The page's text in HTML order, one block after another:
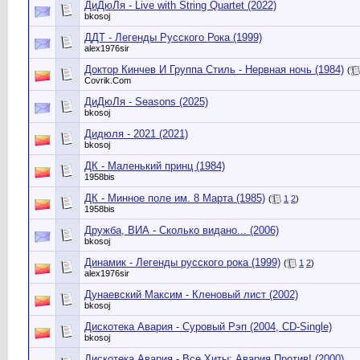
ДиДюЛя - Live with String Quartet (2022)
bkosoj
ДДТ - Легенды Русского Рока (1999)
alex1976sir
Доктор Кинчев И Группа Стиль - Нервная ночь (1984) (
Сovrik.Com
ДиДюЛя - Seasons (2025)
bkosoj
Дидюля - 2021 (2021)
bkosoj
ДК - Маленький принц (1984)
1958bis
ДК - Минное поле им. 8 Марта (1985) ( 1 2)
1958bis
Дружба, ВИА - Сколько видано... (2006)
bkosoj
Динамик - Легенды русского рока (1999) ( 1 2)
alex1976sir
Дунаевский Максим - Кленовый лист (2002)
bkosoj
Дискотека Авария - Суровый Рэп (2004, CD-Single)
bkosoj